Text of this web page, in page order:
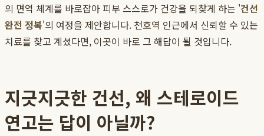
의 면역 체계를 바로잡아 피부 스스로가 건강을 되찾게 하는 '건선
완전 정복'의 여정을 제안합니다. 천호역 인근에서 신뢰할 수 있는
치료를 찾고 계셨다면, 이곳이 바로 그 해답이 될 것입니다.
지긋지긋한 건선, 왜 스테로이드
연고는 답이 아닐까?